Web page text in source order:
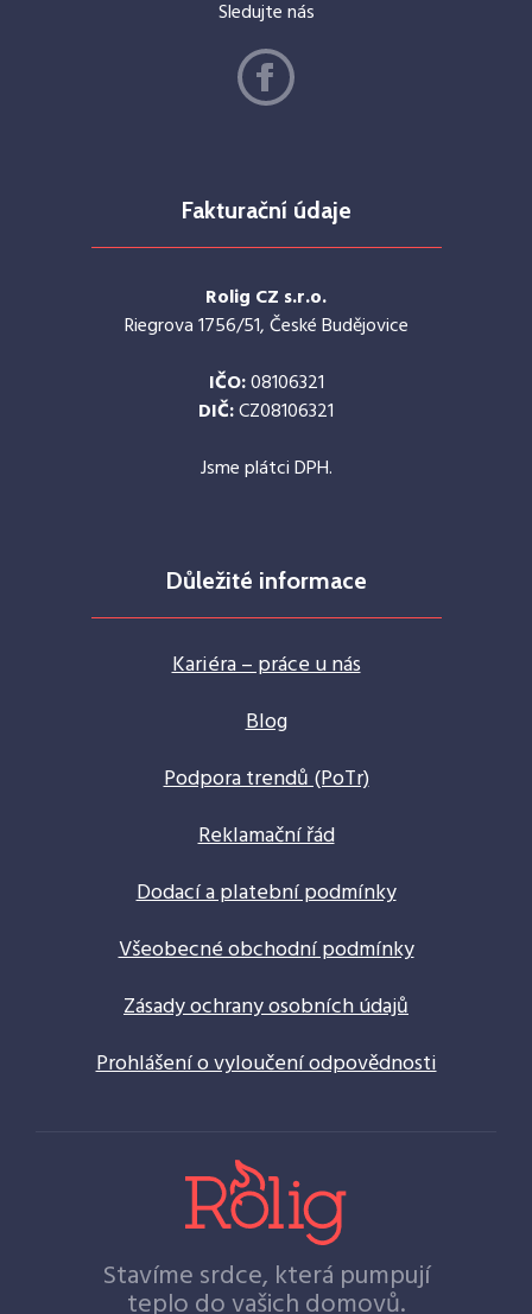
Sledujte nás
Fakturační údaje
Rolig CZ s.r.o.
Riegrova 1756/51, České Budějovice
IČO:08106321
DIČ:CZ08106321
Jsme plátci DPH.
Důležité informace
Kariéra – práce u nás
Blog
Podpora trendů (PoTr)
Reklamační řád
Dodací a platební podmínky
Všeobecné obchodní podmínky
Zásady ochrany osobních údajů
Prohlášení o vyloučení odpovědnosti
Stavíme srdce, která pumpují
teplo do vašich domovů.